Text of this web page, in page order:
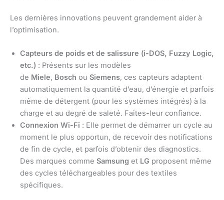
Les dernières innovations peuvent grandement aider à
l’optimisation.
Capteurs de poids et de salissure (i-DOS, Fuzzy Logic,
etc.) : Présents sur les modèles
de Miele, Bosch ou Siemens, ces capteurs adaptent
automatiquement la quantité d’eau, d’énergie et parfois
même de détergent (pour les systèmes intégrés) à la
charge et au degré de saleté. Faites-leur confiance.
Connexion Wi-Fi : Elle permet de démarrer un cycle au
moment le plus opportun, de recevoir des notifications
de fin de cycle, et parfois d’obtenir des diagnostics.
Des marques comme Samsung et LG proposent même
des cycles téléchargeables pour des textiles
spécifiques.